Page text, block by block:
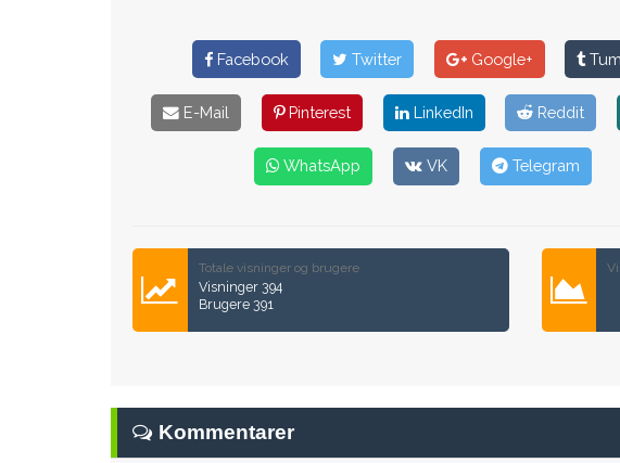
Facebook Twitter Google+
E-Mail Pinterest LinkedIn Reddit
WhatsApp VK Telegram
Totale visninger og brugere
Visninger 394
Brugere 391
Kommentarer